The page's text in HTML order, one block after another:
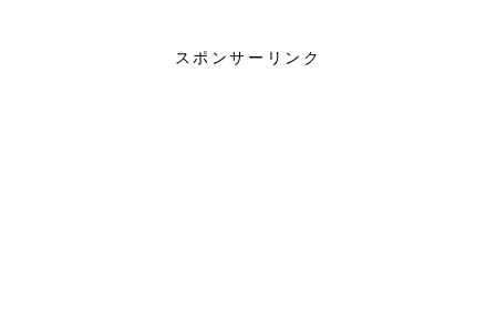
スポンサーリンク